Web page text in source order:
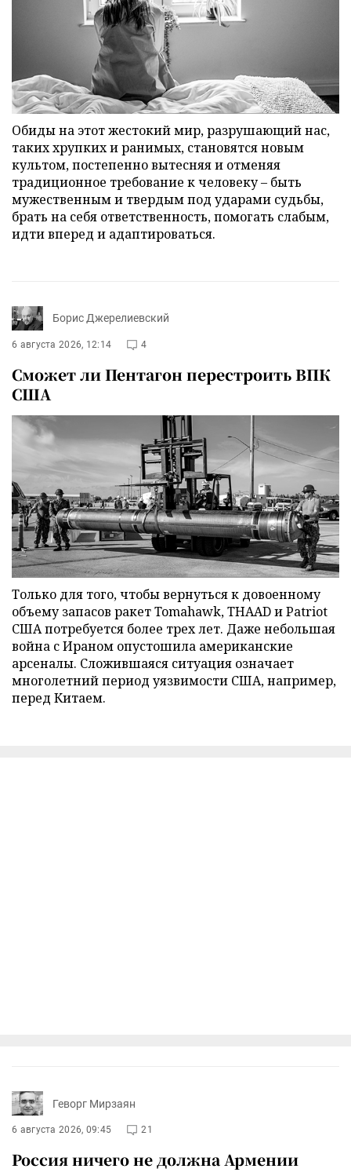
Обиды на этот жестокий мир, разрушающий нас,
таких хрупких и ранимых, становятся новым
культом, постепенно вытесняя и отменяя
традиционное требование к человеку – быть
мужественным и твердым под ударами судьбы,
брать на себя ответственность, помогать слабым,
идти вперед и адаптироваться.
Борис Джерелиевский
6 августа 2026, 12:14 4
Сможет ли Пентагон перестроить ВПК
США
Только для того, чтобы вернуться к довоенному
объему запасов ракет Tomahawk, THAAD и Patriot
США потребуется более трех лет. Даже небольшая
война с Ираном опустошила американские
арсеналы. Сложившаяся ситуация означает
многолетний период уязвимости США, например,
перед Китаем.
Геворг Мирзаян
6 августа 2026, 09:45 21
Россия ничего не должна Армении